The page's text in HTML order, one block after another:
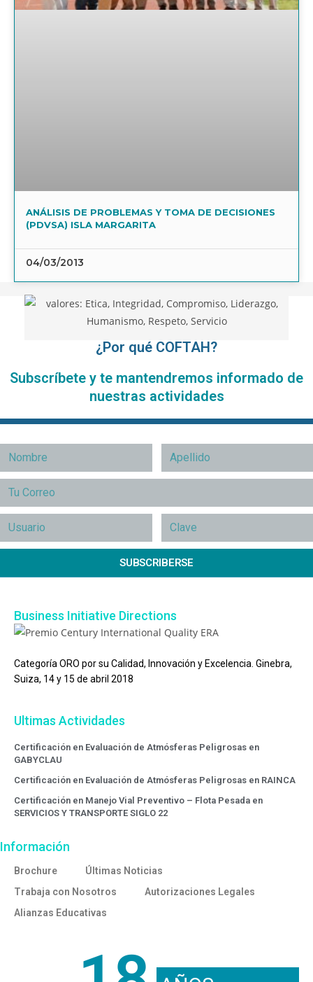
ANÁLISIS DE PROBLEMAS Y TOMA DE DECISIONES
(PDVSA) ISLA MARGARITA
04/03/2013
¿Por qué COFTAH?
Subscríbete y te mantendremos informado de
nuestras actividades
SUBSCRIBERSE
Business Initiative Directions
Categoría ORO por su Calidad, Innovación y Excelencia. Ginebra,
Suiza, 14 y 15 de abril 2018
Ultimas Actividades
Certificación en Evaluación de Atmósferas Peligrosas en
GABYCLAU
Certificación en Evaluación de Atmósferas Peligrosas en RAINCA
Certificación en Manejo Vial Preventivo – Flota Pesada en
SERVICIOS Y TRANSPORTE SIGLO 22
Información
Brochure
Últimas Noticias
Trabaja con Nosotros
Autorizaciones Legales
Alianzas Educativas